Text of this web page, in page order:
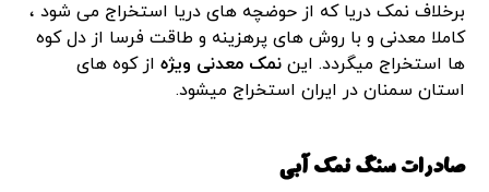
برخلاف نمک دریا که از حوضچه های دریا استخراج می شود ،
کاملا معدنی و با روش های پرهزینه و طاقت فرسا از دل کوه
ها استخراج میگردد. ایننمک معدنی ویژه از کوه های
استان سمنان در ایران استخراج میشود.
صادرات سنگ نمک آبی